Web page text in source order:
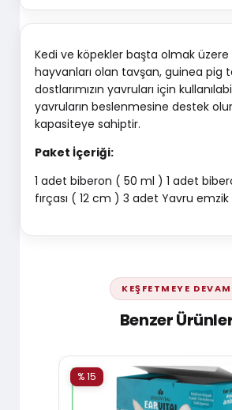
Kedi ve köpekler başta olmak
hayvanları olan tavşan, guinea pig
dostlarımızın yavruları için
yavruların beslenmesine destek
kapasiteye sahiptir.
Paket İçeriği:
1 adet biberon ( 50 ml ) 1 adet
fırçası ( 12 cm ) 3 adet Yavru emzik
KEŞFETMEYE DEVAM
Benzer
% 15